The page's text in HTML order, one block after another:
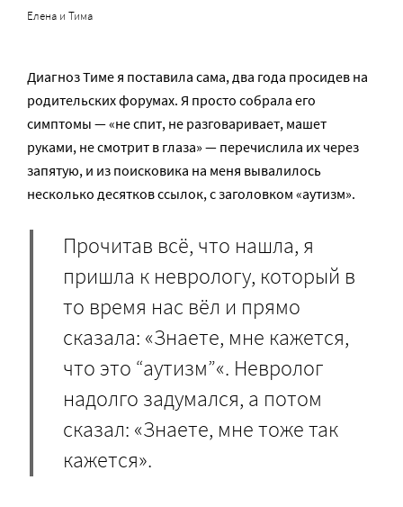
Елена и Тима
Диагноз Тиме я поставила сама, два года просидев на
родительских форумах. Я просто собрала его
симптомы — «не спит, не разговаривает, машет
руками, не смотрит в глаза» — перечислила их через
запятую, и из поисковика на меня вывалилось
несколько десятков ссылок, с заголовком «аутизм».
Прочитав всё, что нашла, я
пришла к неврологу, который в
то время нас вёл и прямо
сказала: «Знаете, мне кажется,
что это “аутизм”«. Невролог
надолго задумался, а потом
сказал: «Знаете, мне тоже так
кажется».